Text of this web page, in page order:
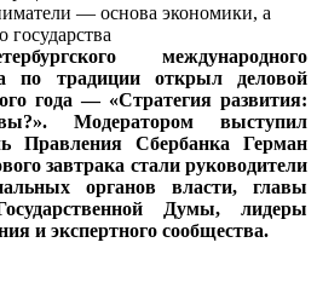
международного
по традиции открыл деловой
года — «Стратегия развития:
Модератором выступил
Правления Сбербанка Герман
завтрака стали руководители
органов власти, главы
Думы, лидеры
и экспертного сообщества.